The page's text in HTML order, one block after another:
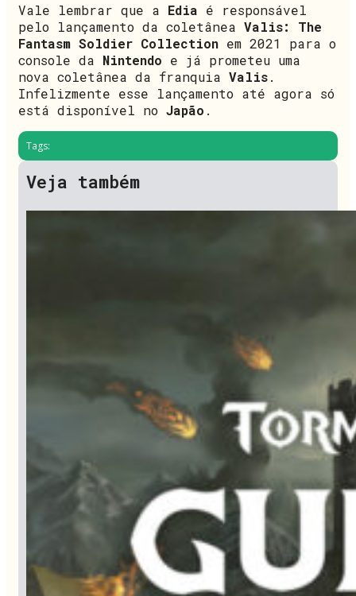
Vale lembrar que a Edia é responsável
pelo lançamento da coletânea Valis: The
Fantasm Soldier Collection em 2021 para o
console da Nintendo e já prometeu uma
nova coletânea da franquia Valis.
Infelizmente esse lançamento até agora só
está disponível no Japão .
Tags:
Veja também